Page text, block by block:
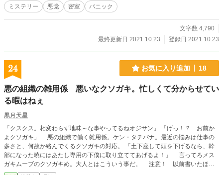
ミステリー 悪党 密室 パニック
文字数 4,790
最終更新日 2021.10.23
登録日 2021.10.23
24 お気に入り追加 18
悪の組織の雑用係 悪いなクソガキ。忙しくて分からせてい
る暇はねぇ
黒月天星
「クスクス。相変わらず地味～な事やってるねオジサン」 「げっ！？ お前か
よクソガキ」 悪の組織で働く雑用係。ケン・タチバナ。最近の悩みは仕事の
多さと、何故か絡んでくるクソガキの対応。 「土下座して頭を下げるなら、幹
部になった暁にはあたし専用の下僕に取り立ててあげるよ！」 言ってろメス
ガキムーブのクソガキめ。大人とはこういう事だ。 注意！ 以前書いたほぼ
同名短編の連載版です。そのため第一話は短編版とほぼ同じです。 この小説